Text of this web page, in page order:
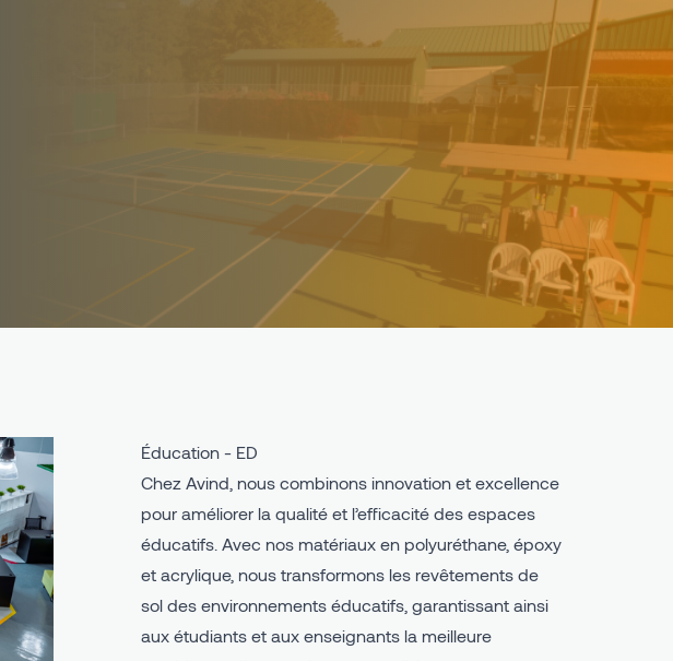
Éducation - ED
Chez Avind, nous combinons innovation et excellence
pour améliorer la qualité et l’efficacité des espaces
éducatifs. Avec nos matériaux en polyuréthane, époxy
et acrylique, nous transformons les revêtements de
sol des environnements éducatifs, garantissant ainsi
aux étudiants et aux enseignants la meilleure